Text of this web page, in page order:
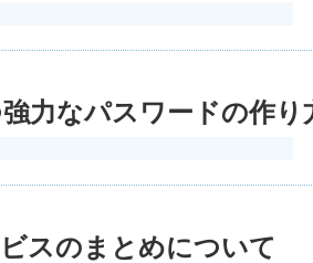
力なパスワードの作り
スのまとめについて